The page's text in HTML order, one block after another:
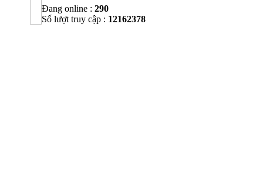
Đang online : 290
Số lượt truy cập : 12162378